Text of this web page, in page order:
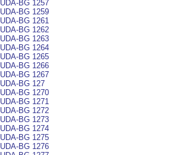
UDA-BG 1257
UDA-BG 1259
UDA-BG 1261
UDA-BG 1262
UDA-BG 1263
UDA-BG 1264
UDA-BG 1265
UDA-BG 1266
UDA-BG 1267
UDA-BG 127
UDA-BG 1270
UDA-BG 1271
UDA-BG 1272
UDA-BG 1273
UDA-BG 1274
UDA-BG 1275
UDA-BG 1276